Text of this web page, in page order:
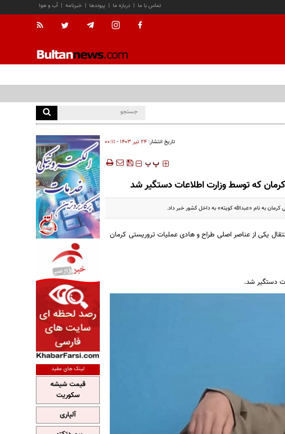
آب و هوا | خبرنامه | پیوندها | درباره ما | تماس با ما
تاریخ انتشار: ۲۴ تير ۱۴۰۳ - ۰۰:۱۱
‍‍‍ پ پ
که توسط وزارت اطلاعات دستگیر شد
به نام «عبدالله کویته» به داخل کشور خبر داد.
یکی از عناصر اصلی طراح و هادی عملیات تروریستی کرمان
دستگیر شد.
لینک های مفید
قیمت شیشه
سکوریت
آلپاری